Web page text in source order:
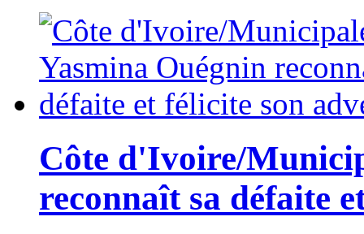
Côte d'Ivoire/
reconnaît sa défaite